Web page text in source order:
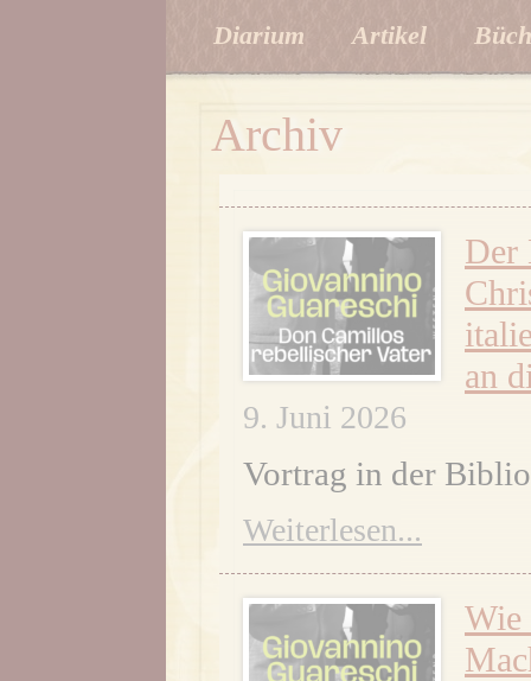
Diarium Artikel
Archiv
Der
an
9. Juni 2026
Vortrag in der
Weiterlesen...
Wie